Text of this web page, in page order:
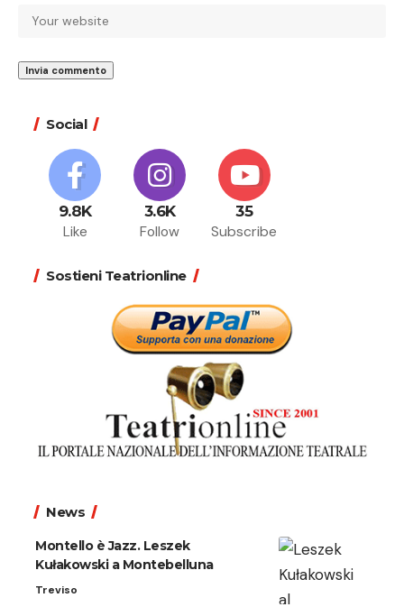
Social
9.8K
Like
3.6K
Follow
35
Subscribe
Sostieni Teatrionline
News
Montello è Jazz. Leszek
Kułakowski a Montebelluna
Treviso